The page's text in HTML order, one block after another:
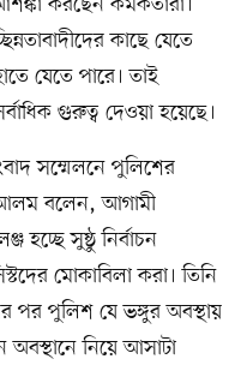
কাছে যেতে
যেতে পারে। তাই
গুরুত্ব দেওয়া হয়েছে।
সম্মেলনে পুলিশের
বলেন, আগামী
হচ্ছে সুষ্ঠু নির্বাচন
মোকাবিলা করা। তিনি
পুলিশ যে ভঙ্গুর অবস্থায়
অবস্থানে নিয়ে আসাটা